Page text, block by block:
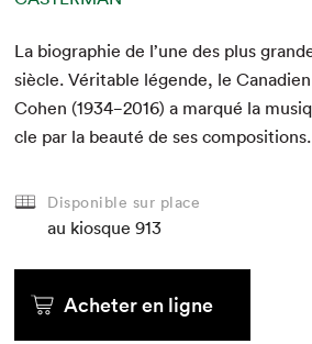
La biogra­phie de l’une des plus
siè­cle. Véri­ta­ble légende, le
Cohen (1934−2016) a mar­qué la
cle par la beauté de ses
Disponible sur place
au kiosque 913
Acheter en ligne